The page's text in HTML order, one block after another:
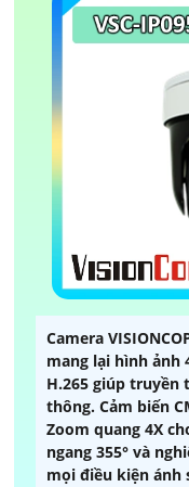
Camera
mang lại hình ảnh
H.265 giúp
thông. Cảm biến
Zoom quang 4X
ngang 355° và
mọi điều kiện ánh